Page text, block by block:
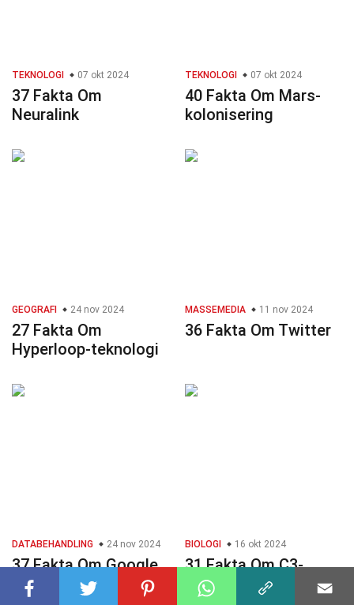
TEKNOLOGI 07 okt 2024
37 Fakta Om
Neuralink
TEKNOLOGI 07 okt 2024
40 Fakta Om Mars-
kolonisering
GEOGRAFI 24 nov 2024
27 Fakta Om
Hyperloop-teknologi
MASSEMEDIA 11 nov 2024
36 Fakta Om Twitter
DATABEHANDLING 24 nov 2024
37 Fakta Om Google
Cloud
BIOLOGI 16 okt 2024
31 Fakta Om C3-
planter